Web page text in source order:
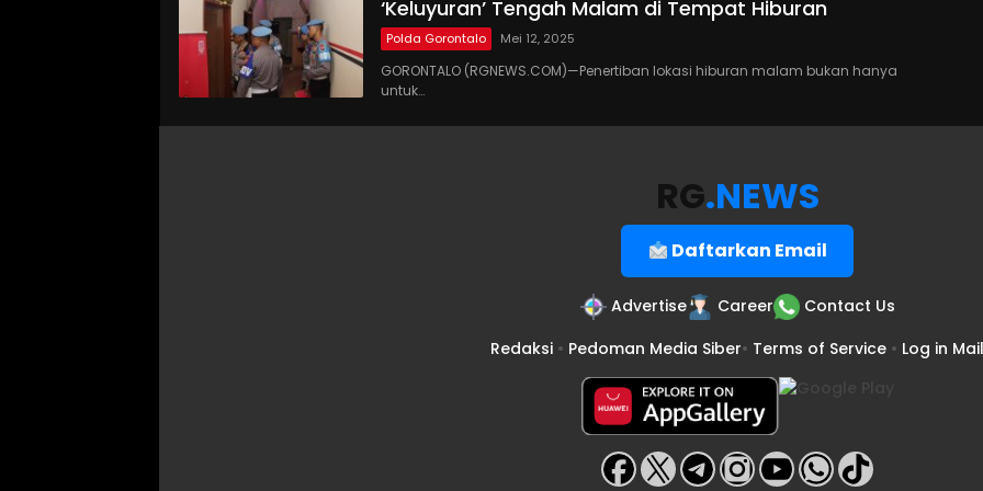
‘Keluyuran’ Tengah Malam di Tempat Hiburan
Polda Gorontalo Mei 12, 2025
GORONTALO (RGNEWS.COM)—Penertiban lokasi hiburan malam bukan hanya
untuk…
RG.NEWS
Daftarkan Email
Advertise Career
Contact Us
Redaksi • Pedoman Media Siber• Terms of Service • Log in Mail